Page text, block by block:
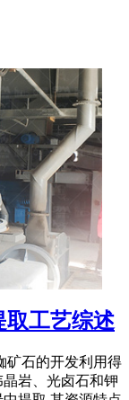
取工艺综述
矿石的开发利用得
岩、光卤石和钾